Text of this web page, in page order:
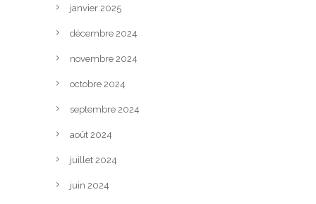
janvier 2025
décembre 2024
novembre 2024
octobre 2024
septembre 2024
août 2024
juillet 2024
juin 2024